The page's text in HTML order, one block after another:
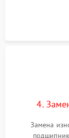
тепловым
4.
Замена